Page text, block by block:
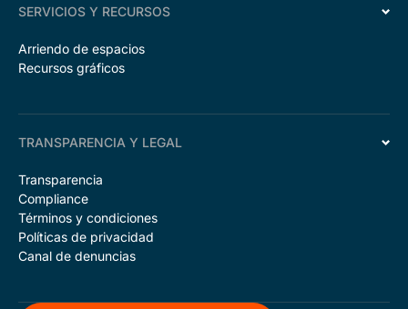
SERVICIOS Y RECURSOS
Arriendo de espacios
Recursos gráficos
TRANSPARENCIA Y LEGAL
Transparencia
Compliance
Términos y condiciones
Políticas de privacidad
Canal de denuncias